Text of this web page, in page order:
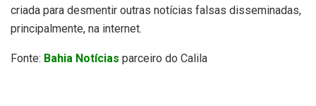
criada para desmentir outras notícias falsas disseminadas,
principalmente, na internet.
Fonte: Bahia Notícias parceiro do Calila